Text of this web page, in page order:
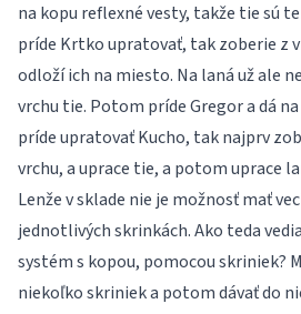
na kopu reflexné vesty, takže tie sú
príde Krtko upratovať, tak zoberie z
odloží ich na miesto. Na laná už ale
vrchu tie. Potom príde Gregor a dá
príde upratovať Kucho, tak najprv
vrchu, a uprace tie, a potom uprace
Lenže v sklade nie je možnosť mať
jednotlivých skrinkách. Ako teda
systém s kopou, pomocou skriniek?
niekoľko skriniek a potom dávať do